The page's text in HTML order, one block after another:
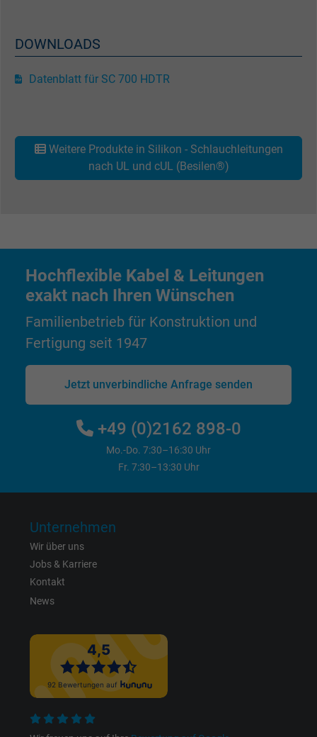
Name presence, Facebook Pixel
Cookie von Facebook für Website-Analyse,
Anzeigenausrichtung und
Anbieter Facebook Ireland Ltd.
Laufzeit 1 Jahr
Zweck
Cookie von Facebook für Website-Analyse,
Anzeigenausrichtung und
spin, Facebook Pixel
1 Jahr
Anzeigenausrichtung und
Anbieter
Laufzeit
Zweck
Cookie von Facebook für Website-Analyse,
Anzeigenausrichtung und
Name xs, Facebook Pixel
DOWNLOADS
Datenblatt für SC 700 HDTR
Weitere Produkte in Silikon - Schlauchleitungen
nach UL und cUL (Besilen®)
Hochflexible Kabel & Leitungen
exakt nach Ihren Wünschen
Familienbetrieb für Konstruktion und
Fertigung seit 1947
Jetzt unverbindliche Anfrage senden
+49 (0)2162 898-0
Mo.-Do. 7:30–16:30 Uhr
Fr. 7:30–13:30 Uhr
Unternehmen
Wir über uns
Jobs & Karriere
Kontakt
News